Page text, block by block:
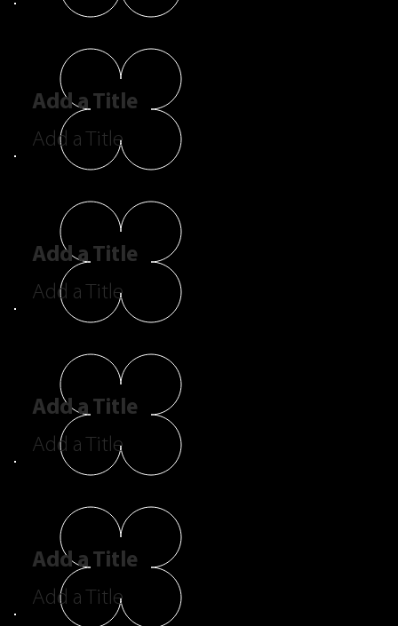
Add a Title
Add a Title
Add a Title
Add a Title
Add a Title
Add a Title
Add a Title
Add a Title